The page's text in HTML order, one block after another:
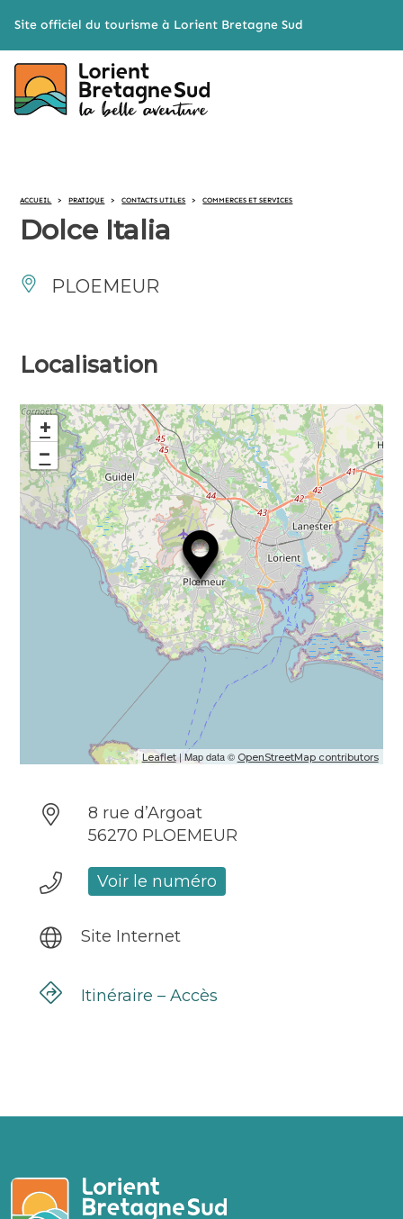
Site officiel du tourisme à Lorient Bretagne Sud
ACCUEIL > PRATIQUE > CONTACTS UTILES > COMMERCES ET SERVICES
Dolce Italia
PLOEMEUR
Localisation
+
−
Leaflet| Map data © OpenStreetMap contributors
8 rue d’Argoat
56270 PLOEMEUR
Voir le numéro
Site Internet
Itinéraire – Accès